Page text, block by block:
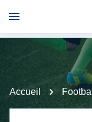
Accueil Football